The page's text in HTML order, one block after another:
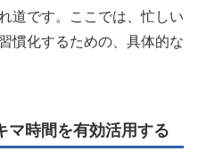
道です。ここでは、忙しい
慣化するための、具体的な
マ時間を有効活用する